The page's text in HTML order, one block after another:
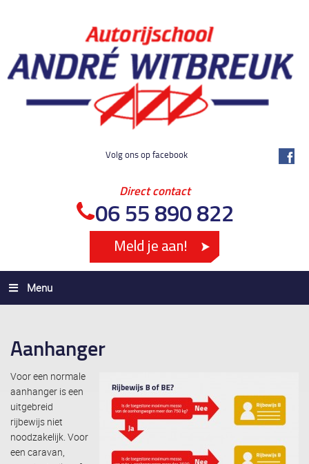
Volg ons op facebook
Direct contact
06 55 890 822
Menu
Aanhanger
Voor een normale
aanhanger is een
uitgebreid
rijbewijs niet
noodzakelijk. Voor
een caravan,